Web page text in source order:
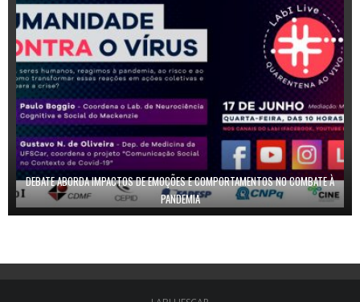
DEBATE ABORDA IMPACTOS DE EMOÇÕES E COMPORTAMENTOS NO COMBATE À
PANDEMIA